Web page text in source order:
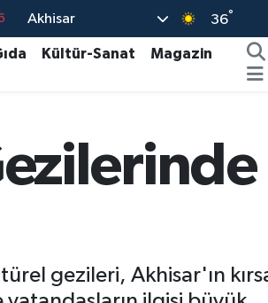
Akhisar 36°
Kültür-Sanat
Magazin
gezileri, Akhisar'ın